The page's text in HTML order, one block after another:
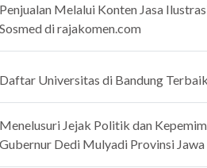
Melalui Konten Jasa
di rajakomen.com
Universitas di Bandung
Jejak Politik dan
Dedi Mulyadi Provinsi